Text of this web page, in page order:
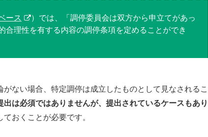
ース
）では、「調停委員会は双方から申立てがあっ
合理性を有する内容の調停条項を定めることができ
ない場合、特定調停は成立したものとして見なされるこ
出は必須ではありませんが、提出されているケースもあり
おくことが必要です。